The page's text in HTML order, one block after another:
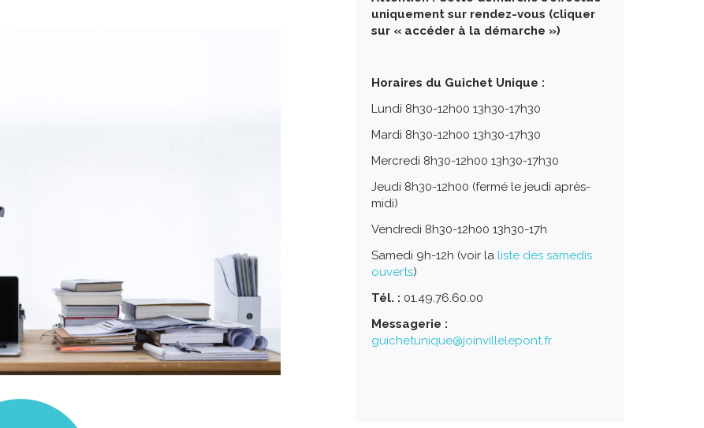
uniquement sur rendez-vous (cliquer
sur « accéder à la démarche »)
Horaires du Guichet Unique :
Lundi 8h30-12h00 13h30-17h30
Mardi 8h30-12h00 13h30-17h30
Mercredi 8h30-12h00 13h30-17h30
Jeudi 8h30-12h00 (fermé le jeudi après-
midi)
Vendredi 8h30-12h00 13h30-17h
Samedi 9h-12h (voir la liste des samedis
ouverts)
Tél. : 01.49.76.60.00
Messagerie :
guichetunique@joinvillelepont.fr